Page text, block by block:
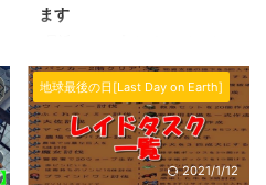
ます
ン1.9.6）で警察署が追加されたわ
けですが、他にもバンカーや農場
があり初心者の方はどこをどう回
ったらいいのかがわからないと思
います。 そこで今回はタイムリ
ミットが決まっている3つのマッ
地球最後の日[Last Day on Earth]
2021/1/12